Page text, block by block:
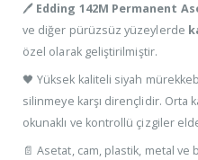
🖊️ Edding 142M Permanent
ve diğer pürüzsüz yüzeylerde
özel olarak geliştirilmiştir.
🖤 Yüksek kaliteli siyah
silinmeye karşı dirençlidir. Orta
okunaklı ve kontrollü çizgiler
📄 Asetat, cam, plastik, metal